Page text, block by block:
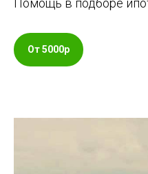
Помощь в подборе
От 5000р